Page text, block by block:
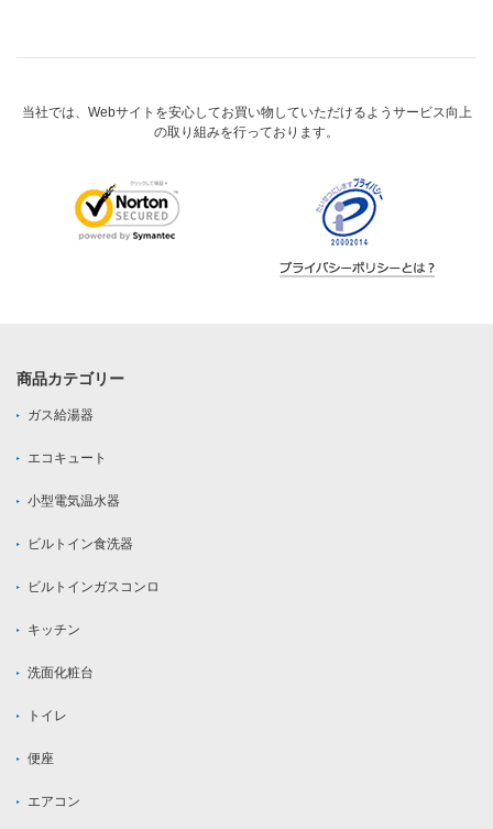
当社では、Webサイトを安心してお買い物していただけるようサービス向上
の取り組みを行っております。
商品カテゴリー
ガス給湯器
エコキュート
小型電気温水器
ビルトイン食洗器
ビルトインガスコンロ
キッチン
洗面化粧台
トイレ
便座
エアコン